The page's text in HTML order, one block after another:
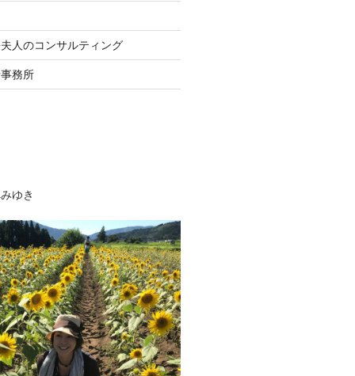
人のコンサルティング
務所
ゆき